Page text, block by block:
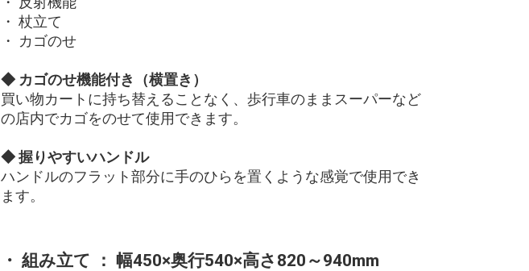
・ 杖立て
・ カゴのせ
◆ カゴのせ機能付き（横置き）
買い物カートに持ち替えることなく、歩行車のままスーパーなど
の店内でカゴをのせて使用できます。
◆ 握りやすいハンドル
ハンドルのフラット部分に手のひらを置くような感覚で使用でき
ます。
・ 組み立て ： 幅450×奥行540×高さ820～940mm